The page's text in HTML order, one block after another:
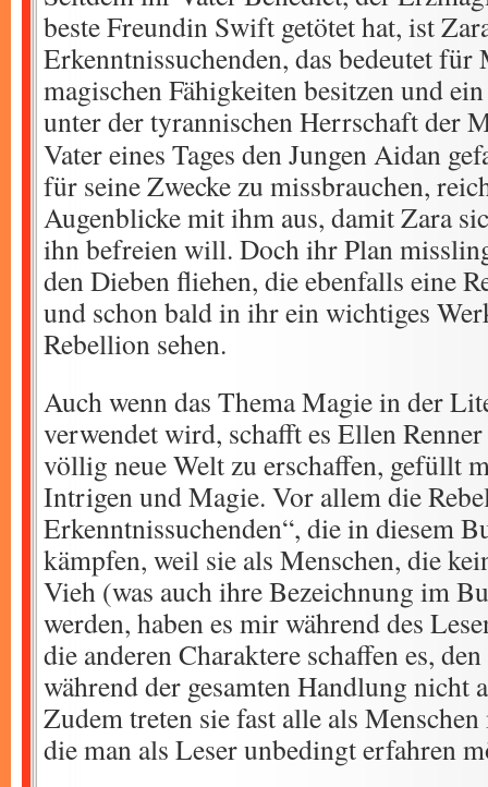
beste Freundin Swift getötet hat, ist
Erkenntnissuchenden, das bedeutet für
magischen Fähigkeiten besitzen und
unter der tyrannischen Herrschaft der
Vater eines Tages den Jungen Aidan
für seine Zwecke zu missbrauchen,
Augenblicke mit ihm aus, damit Zara
ihn befreien will. Doch ihr Plan
den Dieben fliehen, die ebenfalls eine
und schon bald in ihr ein wichtiges
Rebellion sehen.
Auch wenn das Thema Magie in der
verwendet wird, schafft es Ellen
völlig neue Welt zu erschaffen, gefüllt
Intrigen und Magie. Vor allem die
Erkenntnissuchenden“, die in diesem
kämpfen, weil sie als Menschen, die
Vieh (was auch ihre Bezeichnung im
werden, haben es mir während des
die anderen Charaktere schaffen es,
während der gesamten Handlung nicht
Zudem treten sie fast alle als
die man als Leser unbedingt erfahren